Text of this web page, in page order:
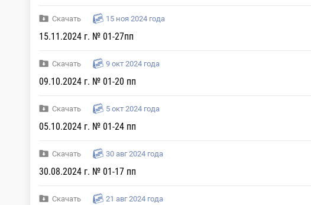
Скачать 15 ноя 2024 года
15.11.2024 г. № 01-27пп
Скачать 9 окт 2024 года
09.10.2024 г. № 01-20 пп
Скачать 5 окт 2024 года
05.10.2024 г. № 01-24 пп
Скачать 30 авг 2024 года
30.08.2024 г. № 01-17 пп
Скачать 21 авг 2024 года